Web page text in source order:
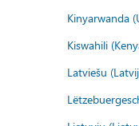
Kinyarwanda
Kiswahili
Latviešu